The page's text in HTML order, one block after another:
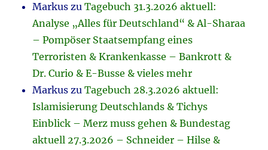
Markus zuTagebuch 31.3.2026 aktuell:
Analyse „Alles für Deutschland“ & Al-Sharaa
– Pompöser Staatsempfang eines
Terroristen & Krankenkasse – Bankrott &
Dr. Curio & E-Busse & vieles mehr
Markus zuTagebuch 28.3.2026 aktuell:
Islamisierung Deutschlands & Tichys
Einblick – Merz muss gehen & Bundestag
aktuell 27.3.2026 – Schneider – Hilse &